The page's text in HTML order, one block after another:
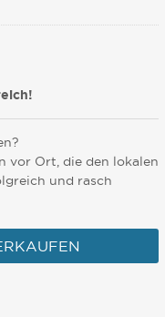
vor Ort, die den lokalen
und rasch